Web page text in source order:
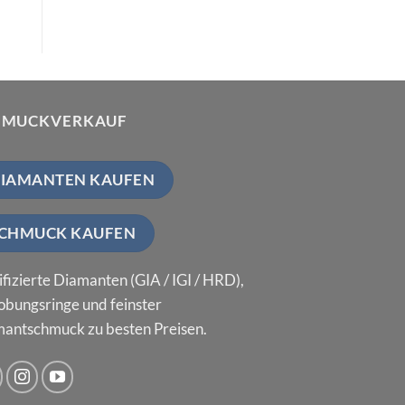
KAUFEN
KAUFEN
Diamanten (GIA / IGI / HRD),
und feinster
zu besten Preisen.